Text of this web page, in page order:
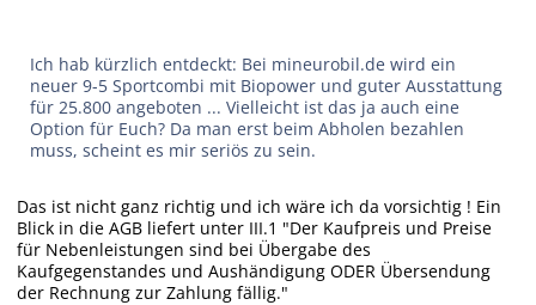
Ich hab kürzlich entdeckt: Bei mineurobil.de wird ein
neuer 9-5 Sportcombi mit Biopower und guter Ausstattung
für 25.800 angeboten ... Vielleicht ist das ja auch eine
Option für Euch? Da man erst beim Abholen bezahlen
muss, scheint es mir seriös zu sein.
Das ist nicht ganz richtig und ich wäre ich da vorsichtig ! Ein
Blick in die AGB liefert unter III.1 "Der Kaufpreis und Preise
für Nebenleistungen sind bei Übergabe des
Kaufgegenstandes und Aushändigung ODER Übersendung
der Rechnung zur Zahlung fällig."